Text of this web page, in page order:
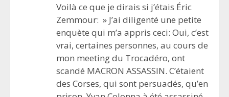
Voilà ce que je dirais si j’étais Éric
Zemmour: » J’ai diligenté une petite
enquète qui m’a appris ceci: Oui, c’est
vrai, certaines personnes, au cours de
mon meeting du Trocadéro, ont
scandé MACRON ASSASSIN. C’étaient
des Corses, qui sont persuadés, qu’en